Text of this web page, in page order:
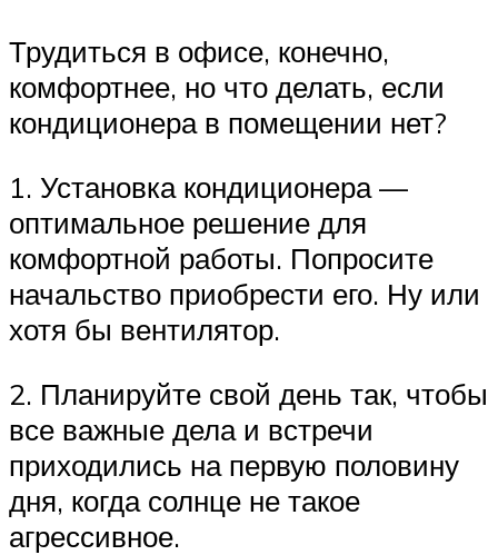
Трудиться в офисе, конечно,
комфортнее, но что делать, если
кондиционера в помещении нет?
1. Установка кондиционера —
оптимальное решение для
комфортной работы. Попросите
начальство приобрести его. Ну или
хотя бы вентилятор.
2. Планируйте свой день так, чтобы
все важные дела и встречи
приходились на первую половину
дня, когда солнце не такое
агрессивное.